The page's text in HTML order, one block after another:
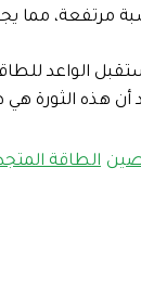
مرتفعة،
الواعد
هذه الثورة هي
الطاقة